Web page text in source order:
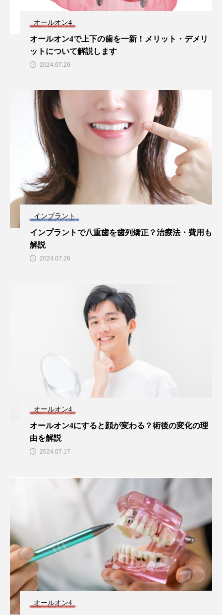
オールオン4
オールオン4で上下の歯を一新！メリット・デメリ
ットについて解説します
2024.07.29
インプラント
インプラントで八重歯を歯列矯正？治療法・費用も
解説
2024.07.26
オールオン4
オールオン4にすると顔が変わる？術後の変化の理
由を解説
2024.07.17
オールオン4